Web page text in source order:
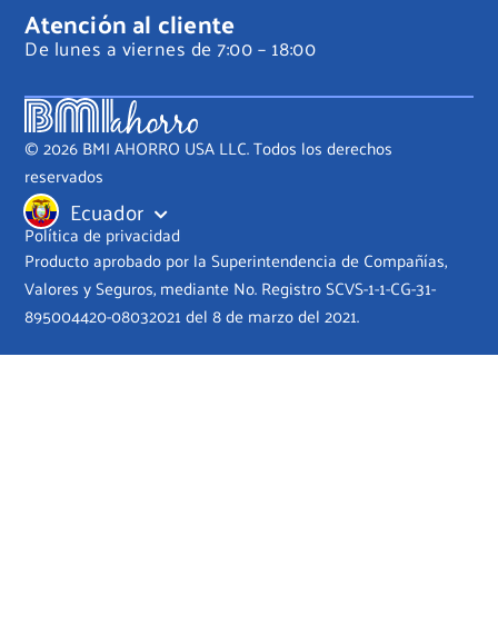
Atención al cliente
De lunes a viernes de 7:00 – 18:00
Ecuador
© 2026 BMI AHORRO USA LLC. Todos los derechos
reservados
Política de privacidad
Producto aprobado por la Superintendencia de Compañías,
Valores y Seguros, mediante No. Registro SCVS-1-1-CG-31-
895004420-08032021 del 8 de marzo del 2021.